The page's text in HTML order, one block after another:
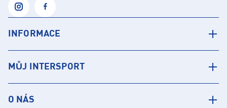
INFORMACE
MŮJ INTERSPORT
O NÁS